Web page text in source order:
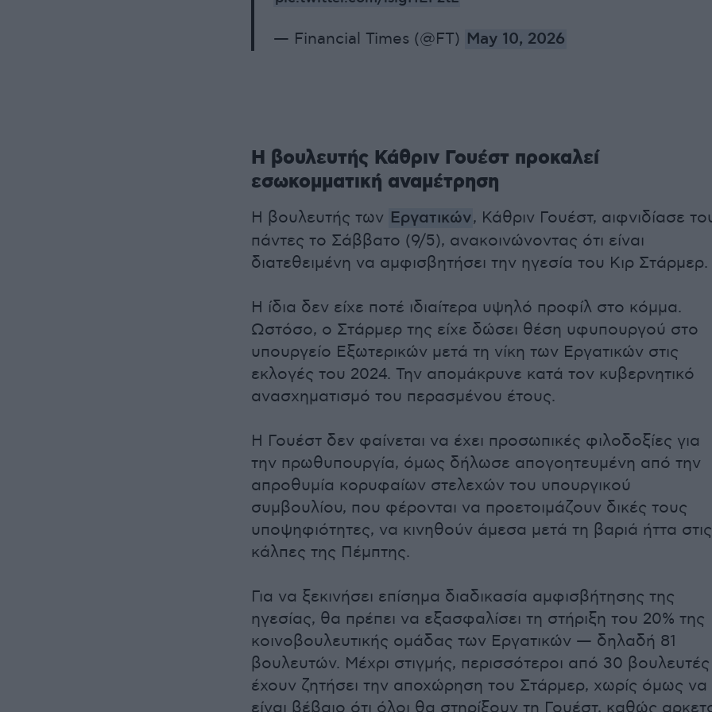
— Financial Times (@FT) May 10, 2026
Η βουλευτής Κάθριν Γουέστ προκαλεί
εσωκομματική αναμέτρηση
Η βουλευτής των Εργατικών, Κάθριν Γουέστ, αιφνιδίασε
πάντες το Σάββατο (9/5), ανακοινώνοντας ότι είναι
διατεθειμένη να αμφισβητήσει την ηγεσία του Κιρ Στάρμερ.
Η ίδια δεν είχε ποτέ ιδιαίτερα υψηλό προφίλ στο κόμμα.
Ωστόσο, ο Στάρμερ της είχε δώσει θέση υφυπουργού στο
υπουργείο Εξωτερικών μετά τη νίκη των Εργατικών στις
εκλογές του 2024. Την απομάκρυνε κατά τον κυβερνητικό
ανασχηματισμό του περασμένου έτους.
Η Γουέστ δεν φαίνεται να έχει προσωπικές φιλοδοξίες για
την πρωθυπουργία, όμως δήλωσε απογοητευμένη από την
απροθυμία κορυφαίων στελεχών του υπουργικού
συμβουλίου, που φέρονται να προετοιμάζουν δικές τους
υποψηφιότητες, να κινηθούν άμεσα μετά τη βαριά ήττα στις
κάλπες της Πέμπτης.
Για να ξεκινήσει επίσημα διαδικασία αμφισβήτησης της
ηγεσίας, θα πρέπει να εξασφαλίσει τη στήριξη του 20% της
κοινοβουλευτικής ομάδας των Εργατικών — δηλαδή 81
βουλευτών. Μέχρι στιγμής, περισσότεροι από 30 βουλευτές
έχουν ζητήσει την αποχώρηση του Στάρμερ, χωρίς όμως να
είναι βέβαιο ότι όλοι θα στηρίξουν τη Γουέστ, καθώς